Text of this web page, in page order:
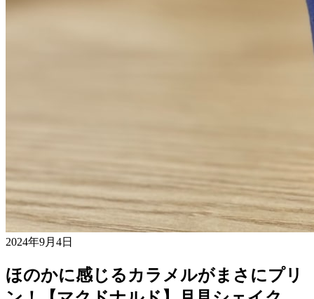
2024年9月4日
ほのかに感じるカラメルがまさにプリ